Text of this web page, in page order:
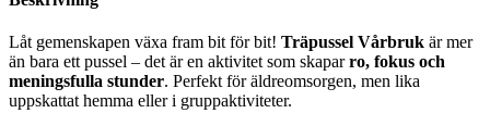
Låt gemenskapen växa fram bit för bit! Träpussel Vårbruk är mer
än bara ett pussel – det är en aktivitet som skaparro, fokus och
meningsfulla stunder. Perfekt för äldreomsorgen, men lika
uppskattat hemma eller i gruppaktiviteter.